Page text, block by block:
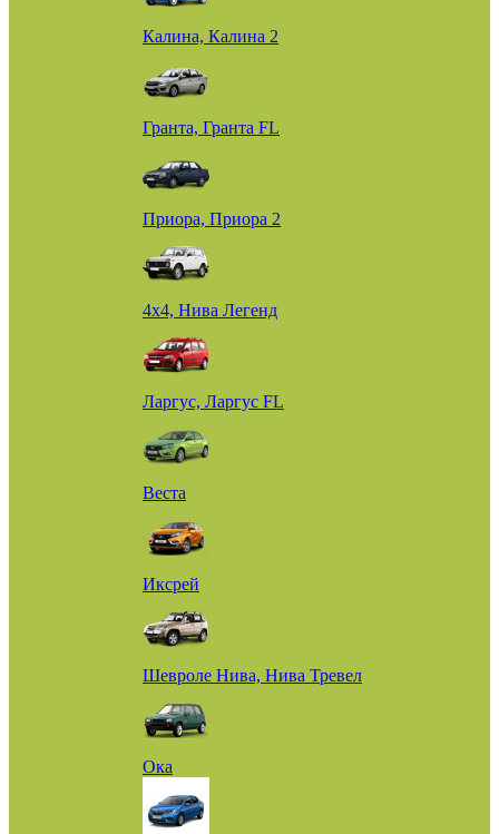
Калина, Калина 2
Гранта, Гранта FL
Приора, Приора 2
4х4, Нива Легенд
Ларгус, Ларгус FL
Веста
Иксрей
Шевроле Нива, Нива Тревел
Ока